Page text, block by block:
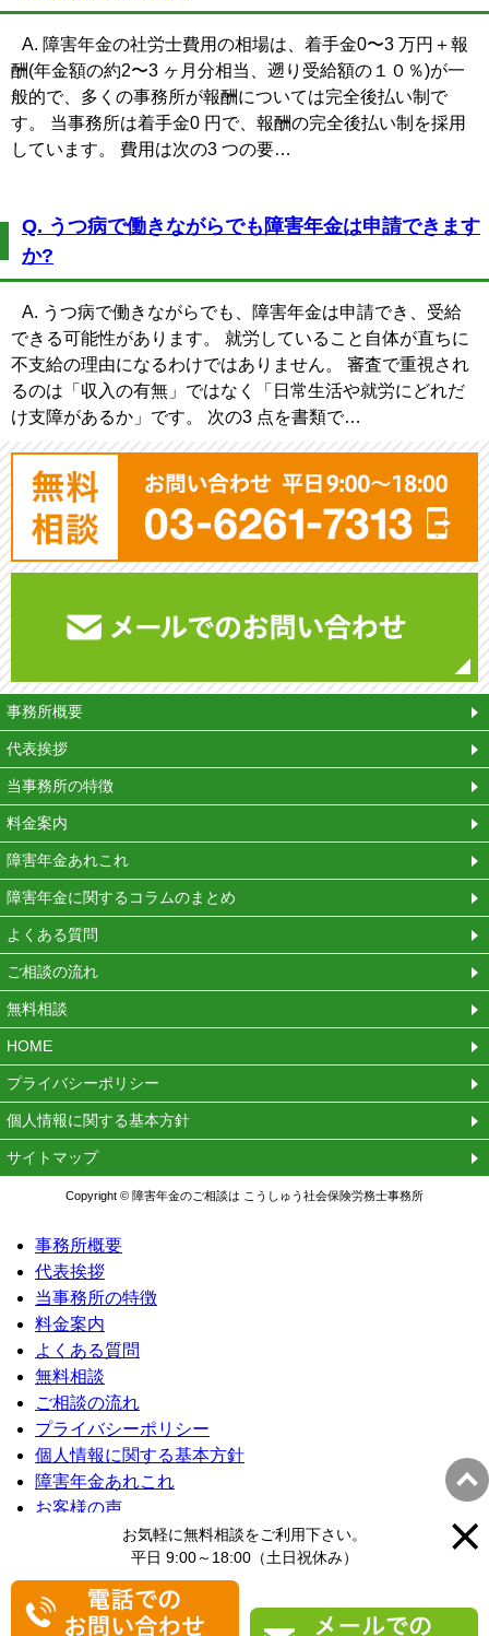
A. 障害年金の社労士費用の相場は、着手金0〜3 万円＋報
酬(年金額の約2〜3 ヶ月分相当、遡り受給額の１０％)が一
般的で、多くの事務所が報酬については完全後払い制で
す。 当事務所は着手金0 円で、報酬の完全後払い制を採用
しています。 費用は次の3 つの要…
Q. うつ病で働きながらでも障害年金は申請できます
か?
A. うつ病で働きながらでも、障害年金は申請でき、受給
できる可能性があります。 就労していること自体が直ちに
不支給の理由になるわけではありません。 審査で重視され
るのは「収入の有無」ではなく「日常生活や就労にどれだ
け支障があるか」です。 次の3 点を書類で…
お気軽に無料相談をご利用下さい。
平日 9:00～18:00（土日祝休み）
事務所概要
代表挨拶
当事務所の特徴
料金案内
障害年金あれこれ
障害年金に関するコラムのまとめ
よくある質問
ご相談の流れ
無料相談
HOME
プライバシーポリシー
個人情報に関する基本方針
サイトマップ
Copyright © 障害年金のご相談は こうしゅう社会保険労務士事務所
事務所概要
代表挨拶
当事務所の特徴
料金案内
よくある質問
無料相談
ご相談の流れ
プライバシーポリシー
個人情報に関する基本方針
障害年金あれこれ
お客様の声
専門家を呼んで話を聞いてみませんか？
障害年金に関するコラムのまとめ
サイトマップ
閉じる